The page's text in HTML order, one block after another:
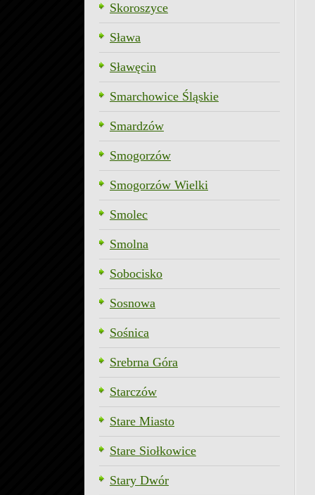
Skoroszyce
Sława
Sławęcin
Smarchowice Śląskie
Smardzów
Smogorzów
Smogorzów Wielki
Smolec
Smolna
Sobocisko
Sosnowa
Sośnica
Srebrna Góra
Starczów
Stare Miasto
Stare Siołkowice
Stary Dwór